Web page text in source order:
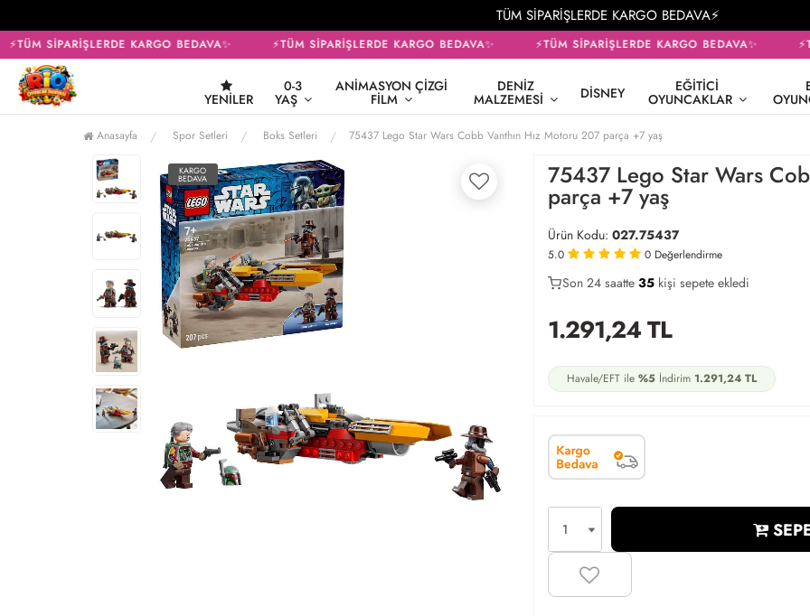
TÜM SİPARİŞLERDE KARGO BEDAVA⚡
SİPARİŞLERDE KARGO BEDAVA✨ ⚡TÜM SİPARİŞLERDE KARGO BEDAVA✨ ⚡TÜM SİPARİŞLERDE KARGO BEDAVA✨
YENILER
0-3
YAŞ
ANIMASYON ÇIZGI
FILM
DENIZ
MALZEMESI DISNEY EĞITICI
OYUNCAKLAR
Anasayfa Spor Setleri Boks Setleri 75437 Lego Star Wars Cobb Vanthın Hız Motoru 207 parça +7 yaş
KARGO
BEDAVA 75437 Lego Star Wars
parça +7 yaş
Ürün Kodu: 027.75437
5.0 0 Değerlendirme
21
Son 24 saatte 37kişi sepete ekledi
14
1.291,24TL
Havale/EFT ile %5İndirim 1.291,24TL